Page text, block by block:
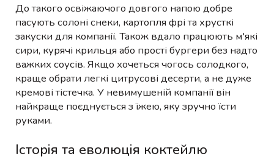
До такого освіжаючого довгого напою добре
пасують солоні снеки, картопля фрі та хрусткі
закуски для компанії. Також вдало працюють м'які
сири, курячі крильця або прості бургери без надто
важких соусів. Якщо хочеться чогось солодкого,
краще обрати легкі цитрусові десерти, а не дуже
кремові тістечка. У невимушеній компанії він
найкраще поєднується з їжею, яку зручно їсти
руками.
Історія та еволюція коктейлю